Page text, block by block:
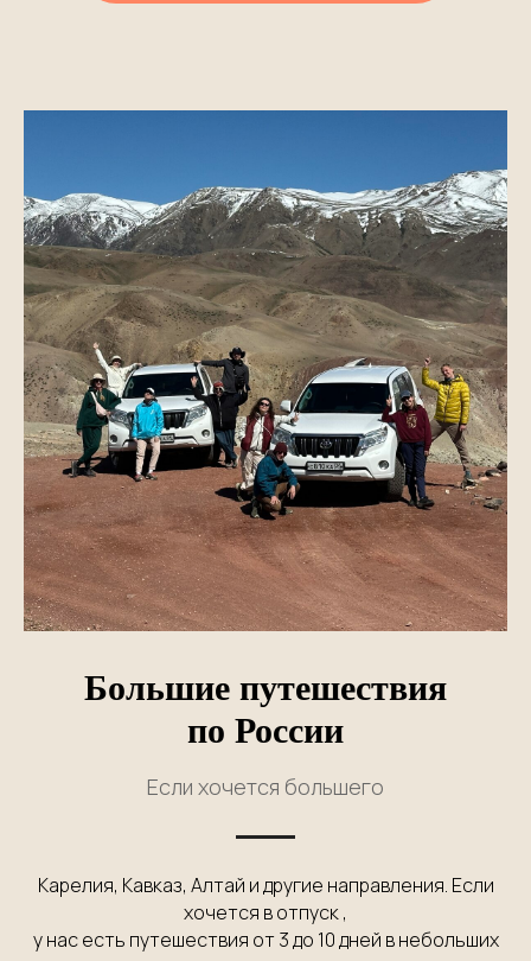
Большие путешествия
по России
Если хочется большего
Карелия, Кавказ, Алтай и другие направления. Если
хочется в отпуск ,
у нас есть путешествия от 3 до 10 дней в небольших